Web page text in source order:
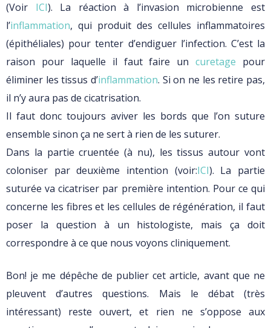
(Voir ICI). La réaction à l’invasion microbienne est
l’inflammation, qui produit des cellules inflammatoires
(épithéliales) pour tenter d’endiguer l’infection. C’est la
raison pour laquelle il faut faire uncuretage pour
éliminer les tissus d’inflammation. Si on ne les retire pas,
il n’y aura pas de cicatrisation.
Il faut donc toujours aviver les bords que l’on suture
ensemble sinon ça ne sert à rien de les suturer.
Dans la partie cruentée (à nu), les tissus autour vont
coloniser par deuxième intention (voir:ICI). La partie
suturée va cicatriser par première intention. Pour ce qui
concerne les fibres et les cellules de régénération, il faut
poser la question à un histologiste, mais ça doit
correspondre à ce que nous voyons cliniquement.
Bon! je me dépêche de publier cet article, avant que ne
pleuvent d’autres questions. Mais le débat (très
intéressant) reste ouvert, et rien ne s’oppose aux